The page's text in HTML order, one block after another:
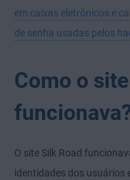
em caixas eletrônicos e
de senha usadas pelos
Como o
O site Silk Road
identidades dos usuários